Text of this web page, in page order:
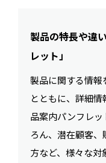
製品の特長や違
レット」
製品に関する情報
とともに、詳細
品案内パンフレ
ろん、潜在顧客
方など、様々な